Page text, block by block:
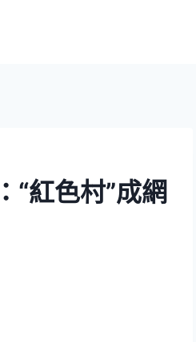
“紅色村”成網